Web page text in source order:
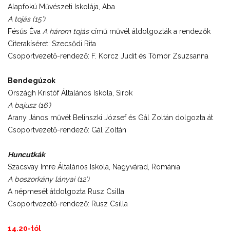
Alapfokú Művészeti Iskolája, Aba
A tojás (15’)
Fésűs Éva A három tojáscímű művét átdolgozták a rendezők
Citerakíséret: Szecsődi Rita
Csoportvezető-rendező: F. Korcz Judit és Tömör Zsuzsanna
Bendegúzok
Országh Kristóf Általános Iskola, Sirok
A bajusz (16’)
Arany János művét Belinszki József és Gál Zoltán dolgozta át
Csoportvezető-rendező: Gál Zoltán
Huncutkák
Szacsvay Imre Általános Iskola, Nagyvárad, Románia
A boszorkány lányai (12’)
A népmesét átdolgozta Rusz Csilla
Csoportvezető-rendező: Rusz Csilla
14.20-tól